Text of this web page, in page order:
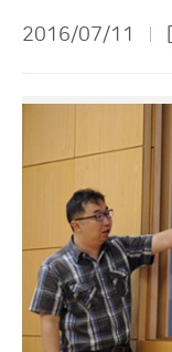
력을 향상하고 국
상 조기감시 역량,
로 교육을 하게 됩
2016/07/11